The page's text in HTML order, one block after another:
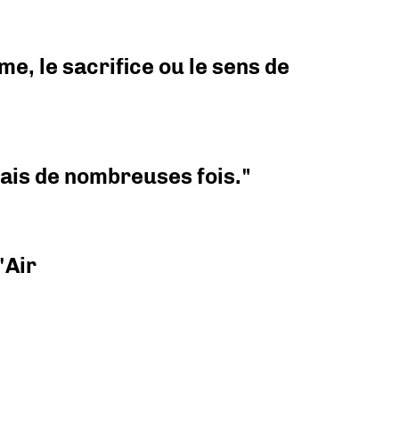
le sacrifice ou le sens de
de nombreuses fois."